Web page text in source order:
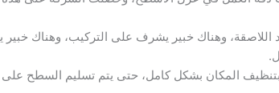
وهناك خبير يشرف على التركيب، وهناك خبير
بتنظيف المكان بشكل كامل، حتى يتم تسليم السطح